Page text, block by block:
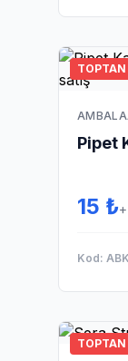
TOPTAN
Pipet
15 ₺
Kod:
TOPTAN